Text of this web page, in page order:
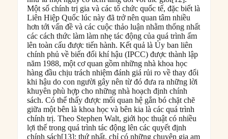
Một số chính trị gia và các tổ chức quốc tế, đặc biết là
Liên Hiệp Quốc lúc này đã trở nên quan tâm nhiều
hơn tới vấn đề và các cuộc thảo luận nhằm thống nhất
các cách thức làm làm nhẹ tác động của quá trình ấm
lên toàn cấu được tiến hành. Kết quả là Ủy ban liên
chính phủ về biến đổi khí hậu (IPCC) được thành lập
năm 1988, một cơ quan gồm những nhà khoa học
hàng đầu chịu trách nhiệm đánh giá rủi ro về thay đổi
khi hậu do con người gây nên từ đó đưa ra những lời
khuyên phù hợp cho những nhà hoạch định chính
sách. Có thể thấy được mối quan hệ gắn bó chặt chẽ
giữa một bên là khoa học và bên kia là các quá trình
chính trị. Theo Stephen Walt, giới học thuật có nhiều
lợi thế trong quá trình tác động lên các quyết định
chính sách[13]: thứ nhất, chỉ có những chuyên gia am